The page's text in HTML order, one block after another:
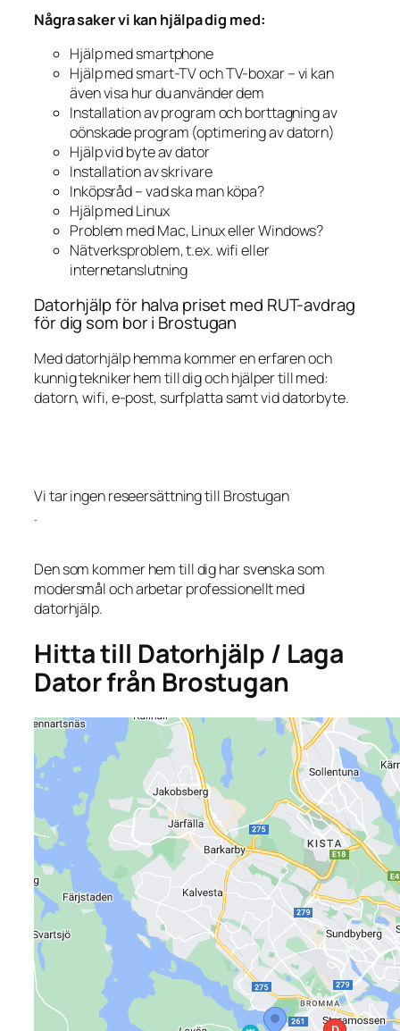
Några saker vi kan hjälpa dig med:
Hjälp med smartphone
Hjälp med smart-TV och TV-boxar – vi kan
även visa hur du använder dem
Installation av program och borttagning av
oönskade program (optimering av datorn)
Hjälp vid byte av dator
Installation av skrivare
Inköpsråd – vad ska man köpa?
Hjälp med Linux
Problem med Mac, Linux eller Windows?
Nätverksproblem, t.ex. wifi eller
internetanslutning
Datorhjälp för halva priset med RUT-avdrag
för dig som bor i Brostugan
Med datorhjälp hemma kommer en erfaren och
kunnig tekniker hem till dig och hjälper till med:
datorn, wifi, e-post, surfplatta samt vid datorbyte.
Vi tar ingen reseersättning till Brostugan
.
Den som kommer hem till dig har svenska som
modersmål och arbetar professionellt med
datorhjälp.
Hitta till Datorhjälp / Laga
Dator från Brostugan